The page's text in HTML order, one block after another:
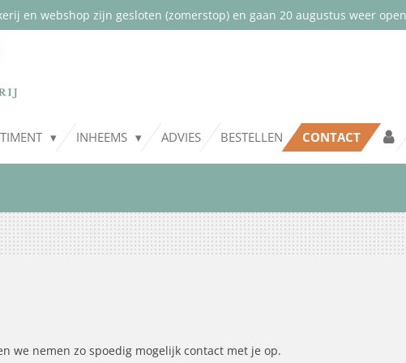
en webshop zijn gesloten (zomerstop) en gaan 20 augustus weer
INHEEMS ADVIES BESTELLEN CONTACT
we nemen zo spoedig mogelijk contact met je op.